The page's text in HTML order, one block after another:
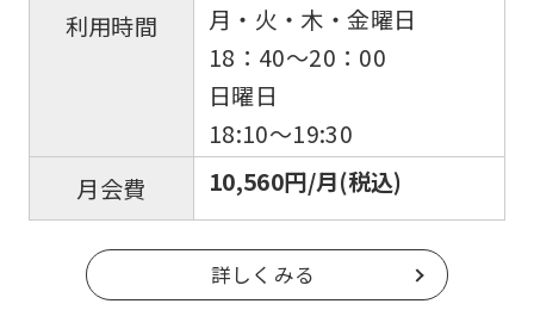
利用時間
月・火・木・金曜日
18：40〜20：00
日曜日
18:10〜19:30
月会費
10,560円/月(税込)
詳しくみる
For
foreigners
Central
official
website